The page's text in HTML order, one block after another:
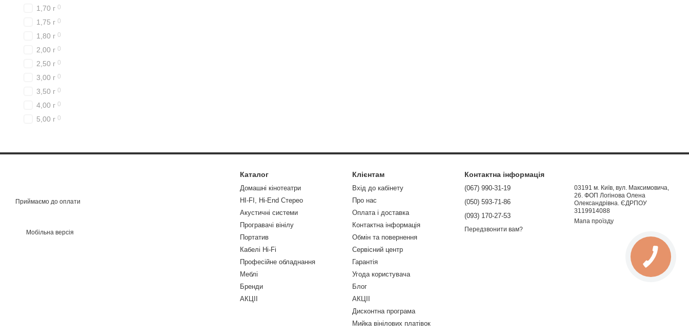
1,70 г 0
1,75 г 0
1,80 г 0
2,00 г 0
2,50 г 0
3,00 г 0
3,50 г 0
4,00 г 0
5,00 г 0
Приймаємо до оплати
Мобільна версія
Каталог
Домашні кінотеатри
HI-FI, Hi-End Стерео
Акустичні системи
Програвачі вінілу
Портатив
Кабелі Hi-Fi
Професійне обладнання
Меблі
Бренди
АКЦІІ
Клієнтам
Вхід до кабінету
Про нас
Оплата і доставка
Контактна інформація
Обмін та повернення
Сервісний центр
Гарантія
Угода користувача
Блог
АКЦІІ
Дисконтна програма
Мийка вінілових платівок
Контактна інформація
(067) 990-31-19
(050) 593-71-86
(093) 170-27-53
Передзвонити вам?
03191 м. Київ, вул. Максимовича,
26. ФОП Логінова Олена
Олександрівна. ЄДРПОУ
3119914088
Мапа проїзду